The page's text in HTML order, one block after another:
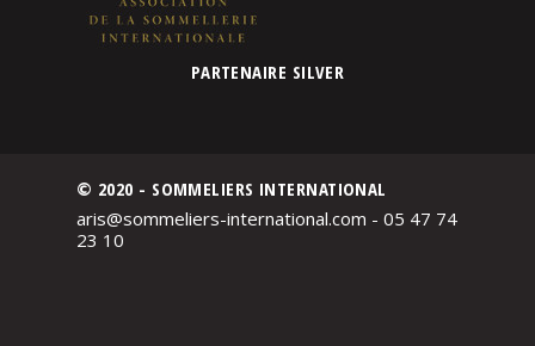
PARTENAIRE SILVER
© 2020 - SOMMELIERS INTERNATIONAL
aris@sommeliers-international.com - 05 47 74
23 10